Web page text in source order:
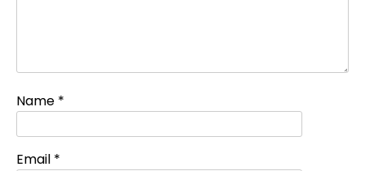
Name *
Email *